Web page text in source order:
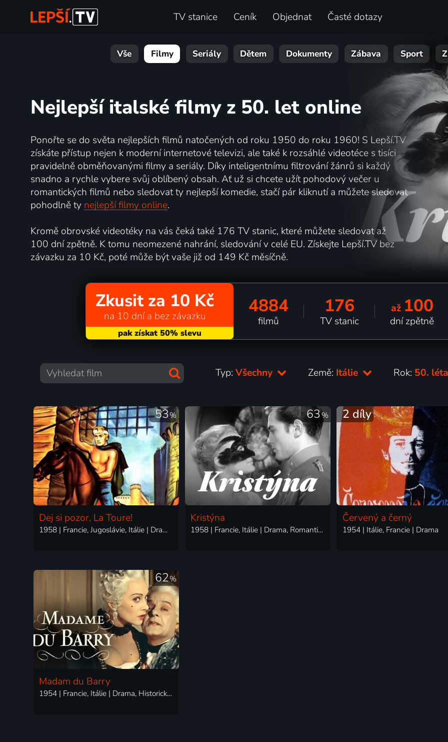
TV stanice Ceník Objednat Časté dotazy
Vše Filmy Seriály Dětem Dokumenty Zábava Sport
Nejlepší italské filmy z 50. let online
Ponořte se do světa nejlepších filmů natočených od roku 1950 do roku 1960! S Lepší.TV
získáte přístup nejen k moderní internetové televizi, ale také k rozsáhlé videotéce s tisíci
pravidelně obměňovanými filmy a seriály. Díky inteligentnímu filtrování žánrů si každý
snadno a rychle vybere svůj oblíbený obsah. Ať už si chcete užít pohodový večer u
romantických filmů nebo sledovat ty nejlepší komedie, stačí pár kliknutí a můžete sledovat
pohodlně ty nejlepší filmy online.
Kromě obrovské videotéky na vás čeká také 176 TV stanic, které můžete sledovat až
100 dní zpětně. K tomu neomezené nahrání, sledování v celé EU. Získejte Lepší.TV bez
závazku za 10 Kč, poté může být vaše již od 149 Kč měsíčně.
Zkusit za 10 Kč
na 10 dní a bez závazku 4884
filmů
176
TV stanic
až 100
dní zpětně
Typ:Všechny Země: Itálie Rok: 50.
53%
Dej si pozor, La Toure!
1958 | Francie, Jugoslávie, Itálie | Drama, Dobrodružný
63%
Kristýna
1958 | Francie, Itálie | Drama, Romantický
2 díly
Červený a černý
1954 | Itálie, Francie | Drama
62%
Madam du Barry
1954 | Francie, Itálie | Drama, Historický, Romantický